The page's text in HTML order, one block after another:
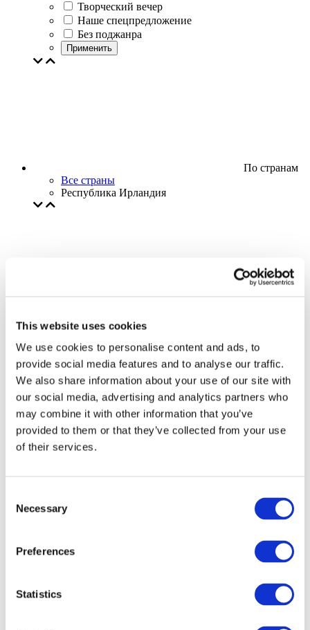
This website uses cookies
We use cookies to personalise content and ads, to
provide social media features and to analyse our traffic.
We also share information about your use of our site with
our social media, advertising and analytics partners who
may combine it with other information that you’ve
provided to them or that they’ve collected from your use
of their services.
Selection
Necessary
Preferences
Statistics
Творческий вечер
Наше спецпредложение
Без поджанра
Применить
По странам
Все страны
Республика Ирландия